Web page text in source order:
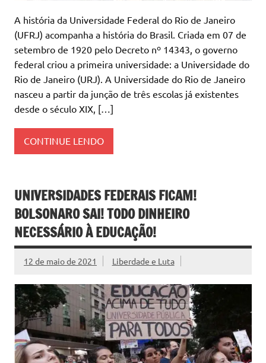
A história da Universidade Federal do Rio de Janeiro
(UFRJ) acompanha a história do Brasil. Criada em 07 de
setembro de 1920 pelo Decreto nº 14343, o governo
federal criou a primeira universidade: a Universidade do
Rio de Janeiro (URJ). A Universidade do Rio de Janeiro
nasceu a partir da junção de três escolas já existentes
desde o século XIX, […]
CONTINUE LENDO
UNIVERSIDADES FEDERAIS FICAM!
BOLSONARO SAI! TODO DINHEIRO
NECESSÁRIO À EDUCAÇÃO!
12 de maio de 2021 Liberdade e Luta